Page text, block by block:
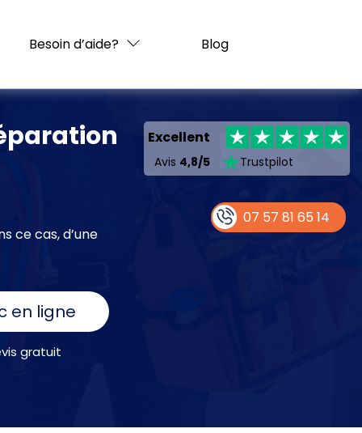
Besoin d’aide? Blog
ce cas, d’une
en ligne
gratuit
Excellent
Avis 4,8/5 Trustpilot
07 57 81 65 14